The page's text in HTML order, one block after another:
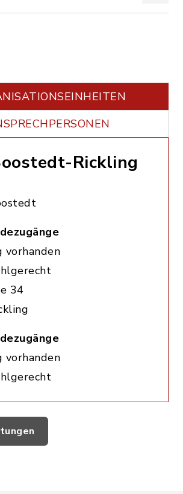
Rickling
vorhanden
34
vorhanden